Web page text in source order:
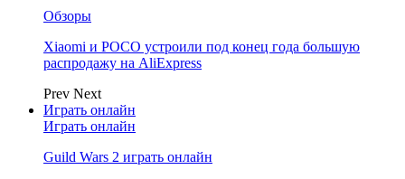
Обзоры
Xiaomi и POCO устроили под конец года большую
распродажу на AliExpress
Prev Next
Играть онлайн
Играть онлайн
Guild Wars 2 играть онлайн